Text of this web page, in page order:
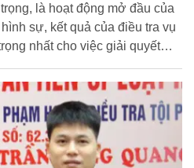
là hoạt động mở đầu của
sự, kết quả của điều tra vụ
nhất cho việc giải quyết